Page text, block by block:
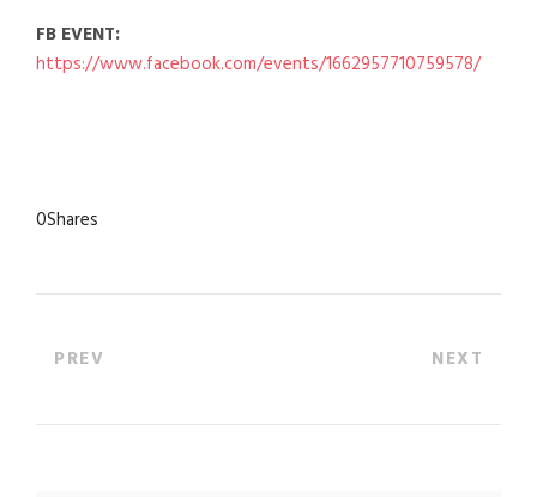
FB EVENT:
https://www.facebook.com/events/1662957710759578/
0Shares
PREV NEXT